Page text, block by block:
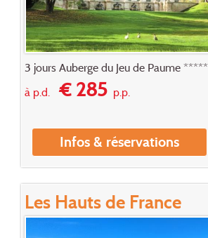
3 jours Auberge du Jeu de Paume *****
à p.d.€ 285p.p.
Infos & réservations
Les Hauts de France